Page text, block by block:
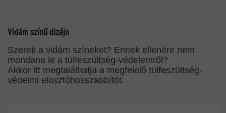
Vidám színű dizájn
Szereti a vidám színeket? Ennek ellenére nem
mondana le a túlfeszültség-védelemről?
Akkor itt megtalálhatja a megfelelő túlfeszültség-
védelmi elosztóhosszabbítót.